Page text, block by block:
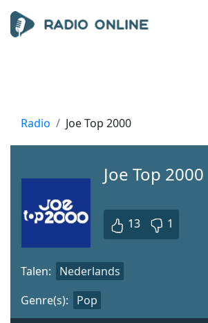
Radio Joe Top 2000
Joe Top 2000
13 1
Genre(s): Pop
Talen: Nederlands